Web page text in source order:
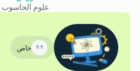
علوم الحاسوب
خاص